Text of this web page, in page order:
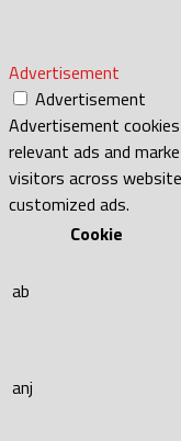
Advertisement
Advertisement
Advertisement
relevant ads and
visitors across
customized ads.
Cookie
ab
anj